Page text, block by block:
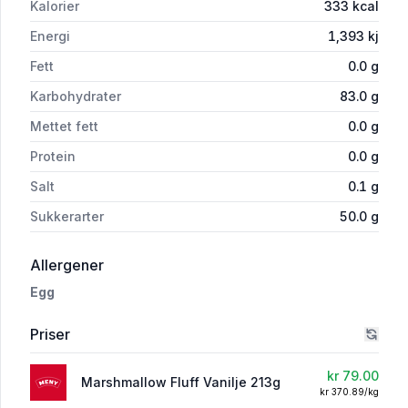
Kalorier 333 kcal
Energi
1,393 kj
Fett
0.0 g
Karbohydrater
83.0 g
Mettet fett
0.0 g
Protein
0.0 g
Salt
0.1 g
Sukkerarter
50.0 g
Allergeneri 'Marshmallow Fluff Vanilje 213g'
Egg
Priser
Marshmallow Fluff Vanilje 213g kr 79.00
kr 370.89/kg